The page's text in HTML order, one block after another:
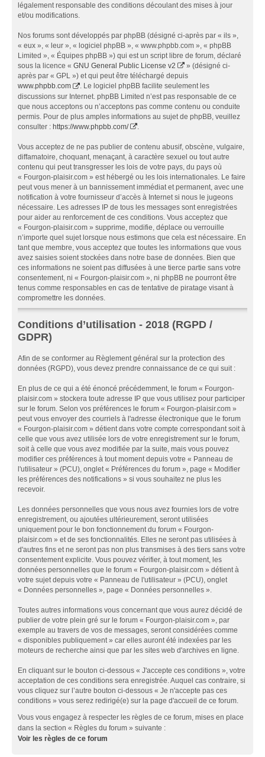
légalement responsable des conditions découlant des mises à jour
et/ou modifications.
Nos forums sont développés par phpBB (désigné ci-après par « ils »,
« eux », « leur », « logiciel phpBB », « www.phpbb.com », « phpBB
Limited », « Équipes phpBB ») qui est un script libre de forum, déclaré
sous la licence « GNU General Public License v2
» (désigné ci-
après par « GPL ») et qui peut être téléchargé depuis
www.phpbb.com
. Le logiciel phpBB facilite seulement les
discussions sur Internet. phpBB Limited n’est pas responsable de ce
que nous acceptons ou n’acceptons pas comme contenu ou conduite
permis. Pour de plus amples informations au sujet de phpBB, veuillez
consulter : https://www.phpbb.com/
Vous acceptez de ne pas publier de contenu abusif, obscène, vulgaire,
diffamatoire, choquant, menaçant, à caractère sexuel ou tout autre
contenu qui peut transgresser les lois de votre pays, du pays où
« Fourgon-plaisir.com » est hébergé ou les lois internationales. Le faire
peut vous mener à un bannissement immédiat et permanent, avec une
notification à votre fournisseur d’accès à Internet si nous le jugeons
nécessaire. Les adresses IP de tous les messages sont enregistrées
pour aider au renforcement de ces conditions. Vous acceptez que
« Fourgon-plaisir.com » supprime, modifie, déplace ou verrouille
n’importe quel sujet lorsque nous estimons que cela est nécessaire. En
tant que membre, vous acceptez que toutes les informations que vous
avez saisies soient stockées dans notre base de données. Bien que
ces informations ne soient pas diffusées à une tierce partie sans votre
consentement, ni « Fourgon-plaisir.com », ni phpBB ne pourront être
tenus comme responsables en cas de tentative de piratage visant à
compromettre les données.
Conditions d’utilisation - 2018 (RGPD /
GDPR)
Afin de se conformer au Règlement général sur la protection des
données (RGPD), vous devez prendre connaissance de ce qui suit :
En plus de ce qui a été énoncé précédemment, le forum « Fourgon-
plaisir.com » stockera toute adresse IP que vous utilisez pour participer
sur le forum. Selon vos préférences le forum « Fourgon-plaisir.com »
peut vous envoyer des courriels à l'adresse électronique que le forum
« Fourgon-plaisir.com » détient dans votre compte correspondant soit à
celle que vous avez utilisée lors de votre enregistrement sur le forum,
soit à celle que vous avez modifiée par la suite, mais vous pouvez
modifier ces préférences à tout moment depuis votre « Panneau de
l'utilisateur » (PCU), onglet « Préférences du forum », page « Modifier
les préférences des notifications » si vous souhaitez ne plus les
recevoir.
Les données personnelles que vous nous avez fournies lors de votre
enregistrement, ou ajoutées ultérieurement, seront utilisées
uniquement pour le bon fonctionnement du forum « Fourgon-
plaisir.com » et de ses fonctionnalités. Elles ne seront pas utilisées à
d'autres fins et ne seront pas non plus transmises à des tiers sans votre
consentement explicite. Vous pouvez vérifier, à tout moment, les
données personnelles que le forum « Fourgon-plaisir.com » détient à
votre sujet depuis votre « Panneau de l'utilisateur » (PCU), onglet
« Données personnelles », page « Données personnelles ».
Toutes autres informations vous concernant que vous aurez décidé de
publier de votre plein gré sur le forum « Fourgon-plaisir.com », par
exemple au travers de vos de messages, seront considérées comme
« disponibles publiquement » car elles auront été indexées par les
moteurs de recherche ainsi que par les sites web d'archives en ligne.
En cliquant sur le bouton ci-dessous « J'accepte ces conditions », votre
acceptation de ces conditions sera enregistrée. Auquel cas contraire, si
vous cliquez sur l’autre bouton ci-dessous « Je n'accepte pas ces
conditions » vous serez redirigé(e) sur la page d'accueil de ce forum.
Vous vous engagez à respecter les règles de ce forum, mises en place
dans la section « Règles du forum » suivante :
Voir les règles de ce forum